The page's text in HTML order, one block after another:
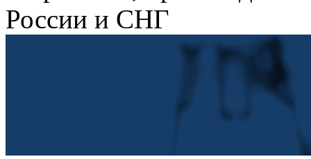
России и СНГ